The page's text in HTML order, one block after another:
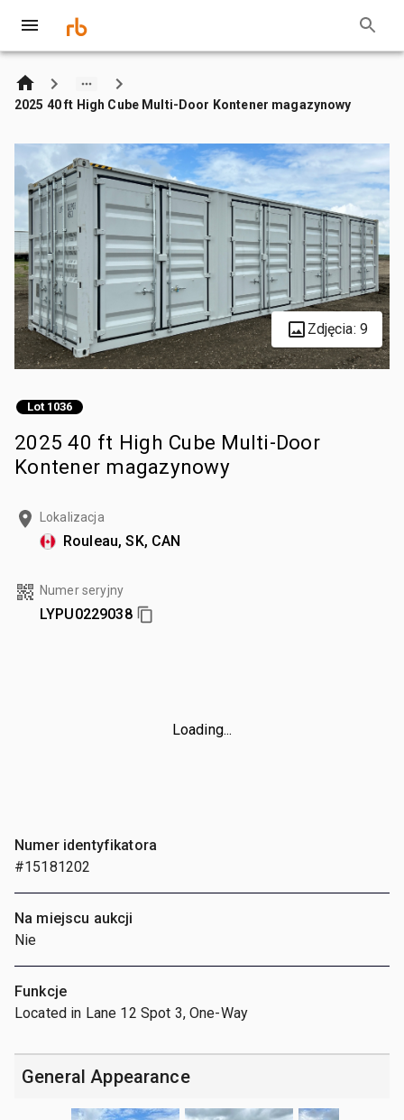
2025 40 ft High Cube Multi-Door Kontener magazynowy
Zdjęcia: 9
Lot 1036
2025 40 ft High Cube Multi-Door
Kontener magazynowy
Lokalizacja
Rouleau, SK, CAN
Numer seryjny
LYPU0229038
Loading...
Numer identyfikatora
#15181202
Na miejscu aukcji
Nie
Funkcje
Located in Lane 12 Spot 3, One-Way
General Appearance